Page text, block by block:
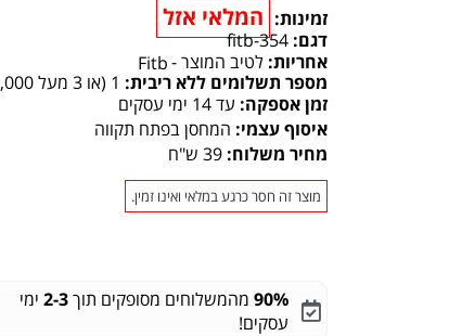
זמינות: המלאי אזל
דגם: fitb-354
אחריות: לטיב המוצר -Fitb
מספר תשלומים ללא ריבית: 1 (או 3 מעל 1,000 ₪)
זמן אספקה: עד 14 ימי עסקים
איסוף עצמי: המחסן בפתח תקווה
מחיר משלוח: 39 ש"ח
מוצר זה חסר כרגע במלאי ואינו זמין.
90% מהמשלוחים מסופקים תוך2-3 ימי
עסקים!